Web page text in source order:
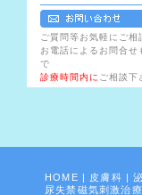
ご質問等お気軽にご相
お電話によるお問合せ
で
診療時間内に ご相談下
HOME | 皮膚科 |
尿失禁磁気刺激治療